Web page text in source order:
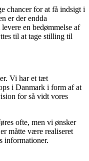
chancer for at få indsigt i
er der endda
en bedømmelse af
til at tage stilling til
Vi har et tæt
i Danmark i form af at
for så vidt vores
ofte, men vi ønsker
måtte være realiseret
informationer.